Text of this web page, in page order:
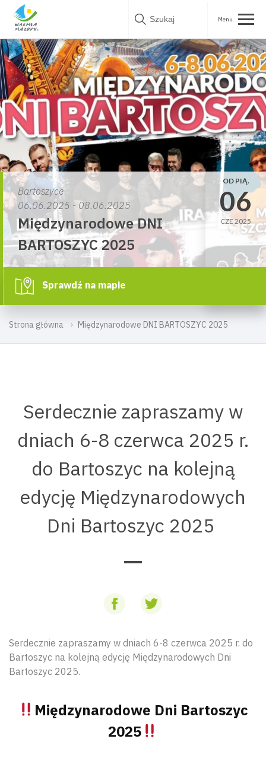
Skip
Strona główna Międzynarodowe DNI BARTOSZYC 2025
Bartoszyce
06.06.2025 - 08.06.2025
Międzynarodowe DNI
BARTOSZYC 2025
OD PIĄ.
06
CZE 2025
Sprawdź na mapie
Serdecznie zapraszamy w
dniach 6-8 czerwca 2025 r.
do Bartoszyc na kolejną
edycję Międzynarodowych
Dni Bartoszyc 2025
Serdecznie zapraszamy w dniach 6-8 czerwca 2025 r. do
Bartoszyc na kolejną edycję Międzynarodowych Dni
Bartoszyc 2025.
Międzynarodowe Dni Bartoszyc
2025